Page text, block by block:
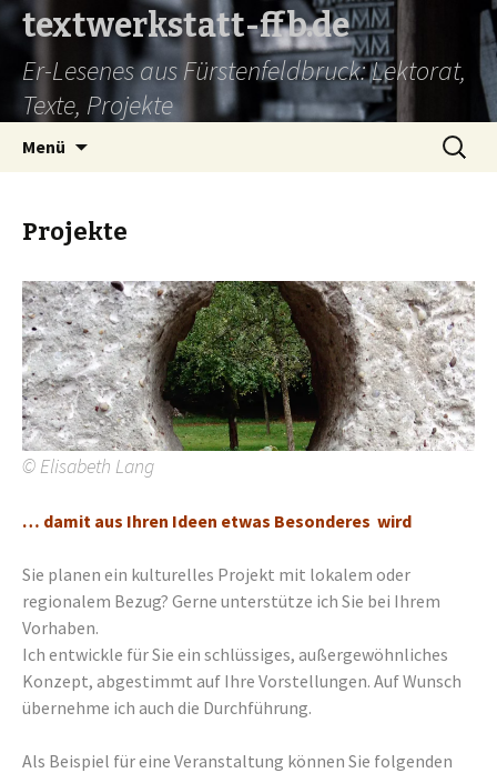
textwerkstatt-ffb.de
Er-Lesenes aus Fürstenfeldbruck: Lektorat,
Texte, Projekte
Menü
Suche
nach:
Projekte
© Elisabeth Lang
… damit aus Ihren Ideen etwas Besonderes wird
Sie planen ein kulturelles Projekt mit lokalem oder
regionalem Bezug? Gerne unterstütze ich Sie bei Ihrem
Vorhaben.
Ich entwickle für Sie ein schlüssiges, außergewöhnliches
Konzept, abgestimmt auf Ihre Vorstellungen. Auf Wunsch
übernehme ich auch die Durchführung.
Als Beispiel für eine Veranstaltung können Sie folgenden